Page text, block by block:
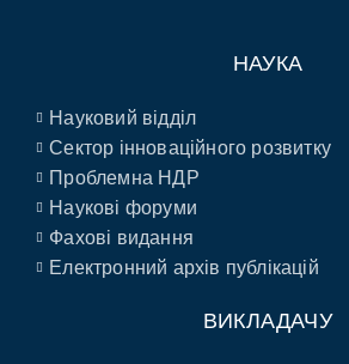
НАУКА
Науковий відділ
Сектор інноваційного розвитку
Проблемна НДР
Наукові форуми
Фахові видання
Електронний архів публікацій
ВИКЛАДАЧУ